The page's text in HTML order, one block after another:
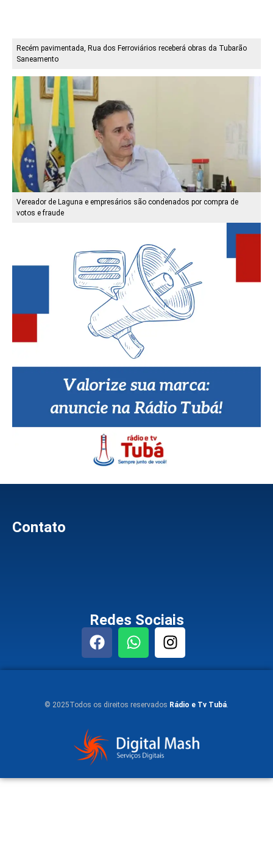
Recém pavimentada, Rua dos Ferroviários receberá obras da Tubarão
Saneamento
Vereador de Laguna e empresários são condenados por compra de
votos e fraude
Contato
Redes Sociais
© 2025Todos os direitos reservados Rádio e Tv Tubá.